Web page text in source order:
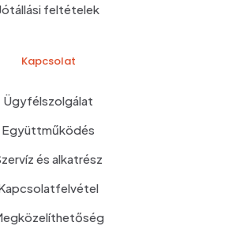
feltételek
Kapcsolat
Ügyfélszolgálat
Együttműködés
és alkatrész